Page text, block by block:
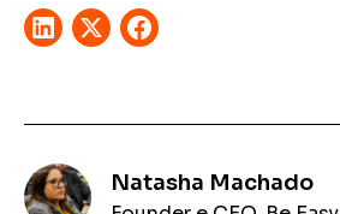
Natasha Machado